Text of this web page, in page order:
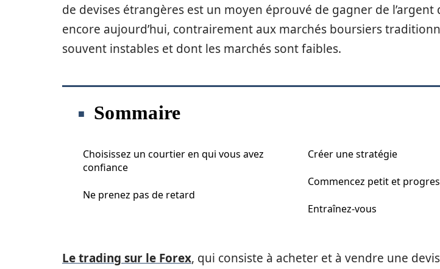
de devises étrangères est un moyen éprouvé de gagner de
encore aujourd’hui, contrairement aux marchés boursiers
souvent instables et dont les marchés sont faibles.
Sommaire
Choisissez un courtier en qui vous avez
confiance
Ne prenez pas de retard
Créer une stratégie
Commencez petit et
Entraînez-vous
Le trading sur le Forex, qui consiste à acheter et à vendre une